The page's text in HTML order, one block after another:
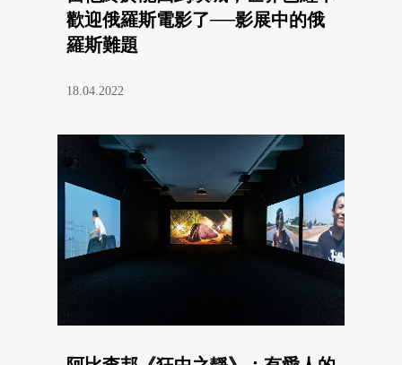
歡迎俄羅斯電影了──影展中的俄
羅斯難題
18.04.2022